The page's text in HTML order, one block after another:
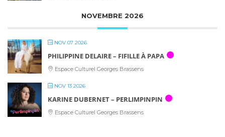
NOVEMBRE 2026
NOV 07 2026
PHILIPPINE DELAIRE – FIFILLE À PAPA
Espace Culturel Georges Brassens
NOV 13 2026
KARINE DUBERNET – PERLIMPINPIN
Espace Culturel Georges Brassens